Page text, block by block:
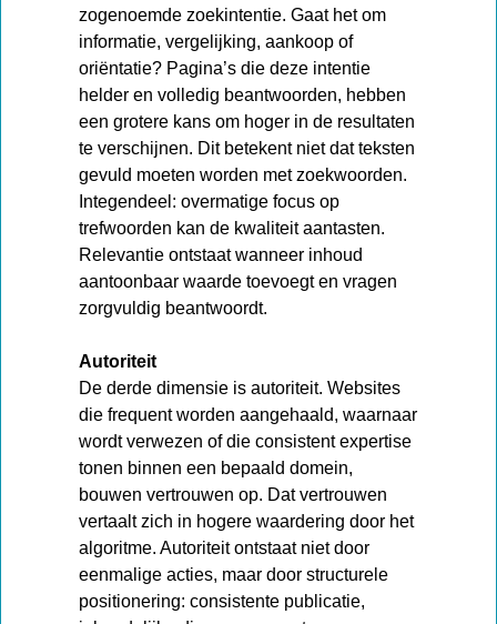
zogenoemde zoekintentie. Gaat het om
informatie, vergelijking, aankoop of
oriëntatie? Pagina’s die deze intentie
helder en volledig beantwoorden, hebben
een grotere kans om hoger in de resultaten
te verschijnen. Dit betekent niet dat teksten
gevuld moeten worden met zoekwoorden.
Integendeel: overmatige focus op
trefwoorden kan de kwaliteit aantasten.
Relevantie ontstaat wanneer inhoud
aantoonbaar waarde toevoegt en vragen
zorgvuldig beantwoordt.
Autoriteit
De derde dimensie is autoriteit. Websites
die frequent worden aangehaald, waarnaar
wordt verwezen of die consistent expertise
tonen binnen een bepaald domein,
bouwen vertrouwen op. Dat vertrouwen
vertaalt zich in hogere waardering door het
algoritme. Autoriteit ontstaat niet door
eenmalige acties, maar door structurele
positionering: consistente publicatie,